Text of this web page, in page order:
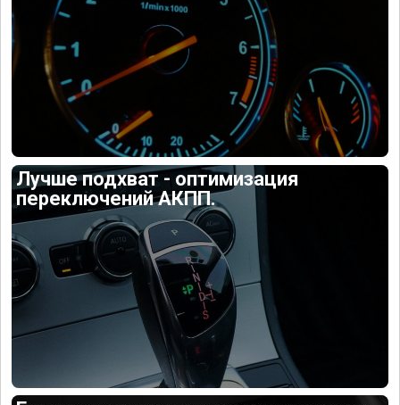
Лучше подхват - оптимизация
переключений АКПП.